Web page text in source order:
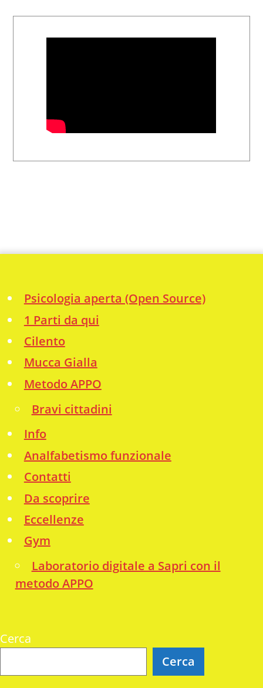
Psicologia aperta (Open Source)
1 Parti da qui
Cilento
Mucca Gialla
Metodo APPO
Bravi cittadini
Info
Analfabetismo funzionale
Contatti
Da scoprire
Eccellenze
Gym
Laboratorio digitale a Sapri con il
metodo APPO
Cerca
Cerca